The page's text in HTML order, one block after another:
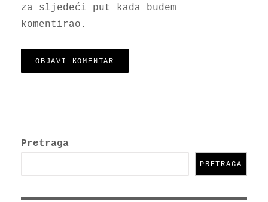
za sljedeći put kada budem
komentirao.
Pretraga
PRETRAGA